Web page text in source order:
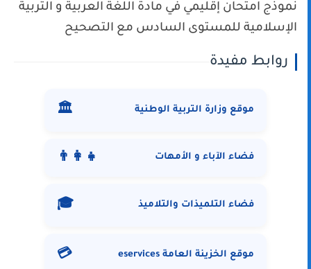
نموذج امتحان إقليمي في مادة اللغة العربية و التربية
الإسلامية للمستوى السادس مع التصحيح
روابط مفيدة
موقع وزارة التربية الوطنية 🏛️
فضاء الآباء و الأمهات 👨‍👩‍👧
فضاء التلميذات والتلاميذ 🎓
موقع الخزينة العامة eservices 💳